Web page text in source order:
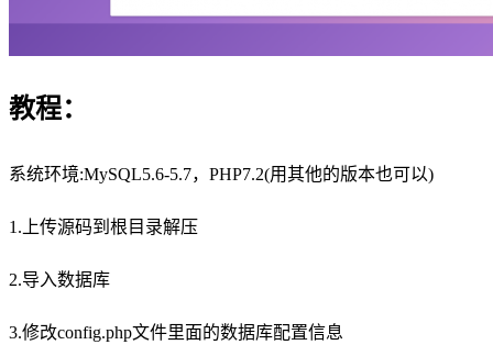
教程：
系统环境:MySQL5.6-5.7，PHP7.2(用其他的版本也可以)
1.上传源码到根目录解压
2.导入数据库
3.修改config.php文件里面的数据库配置信息